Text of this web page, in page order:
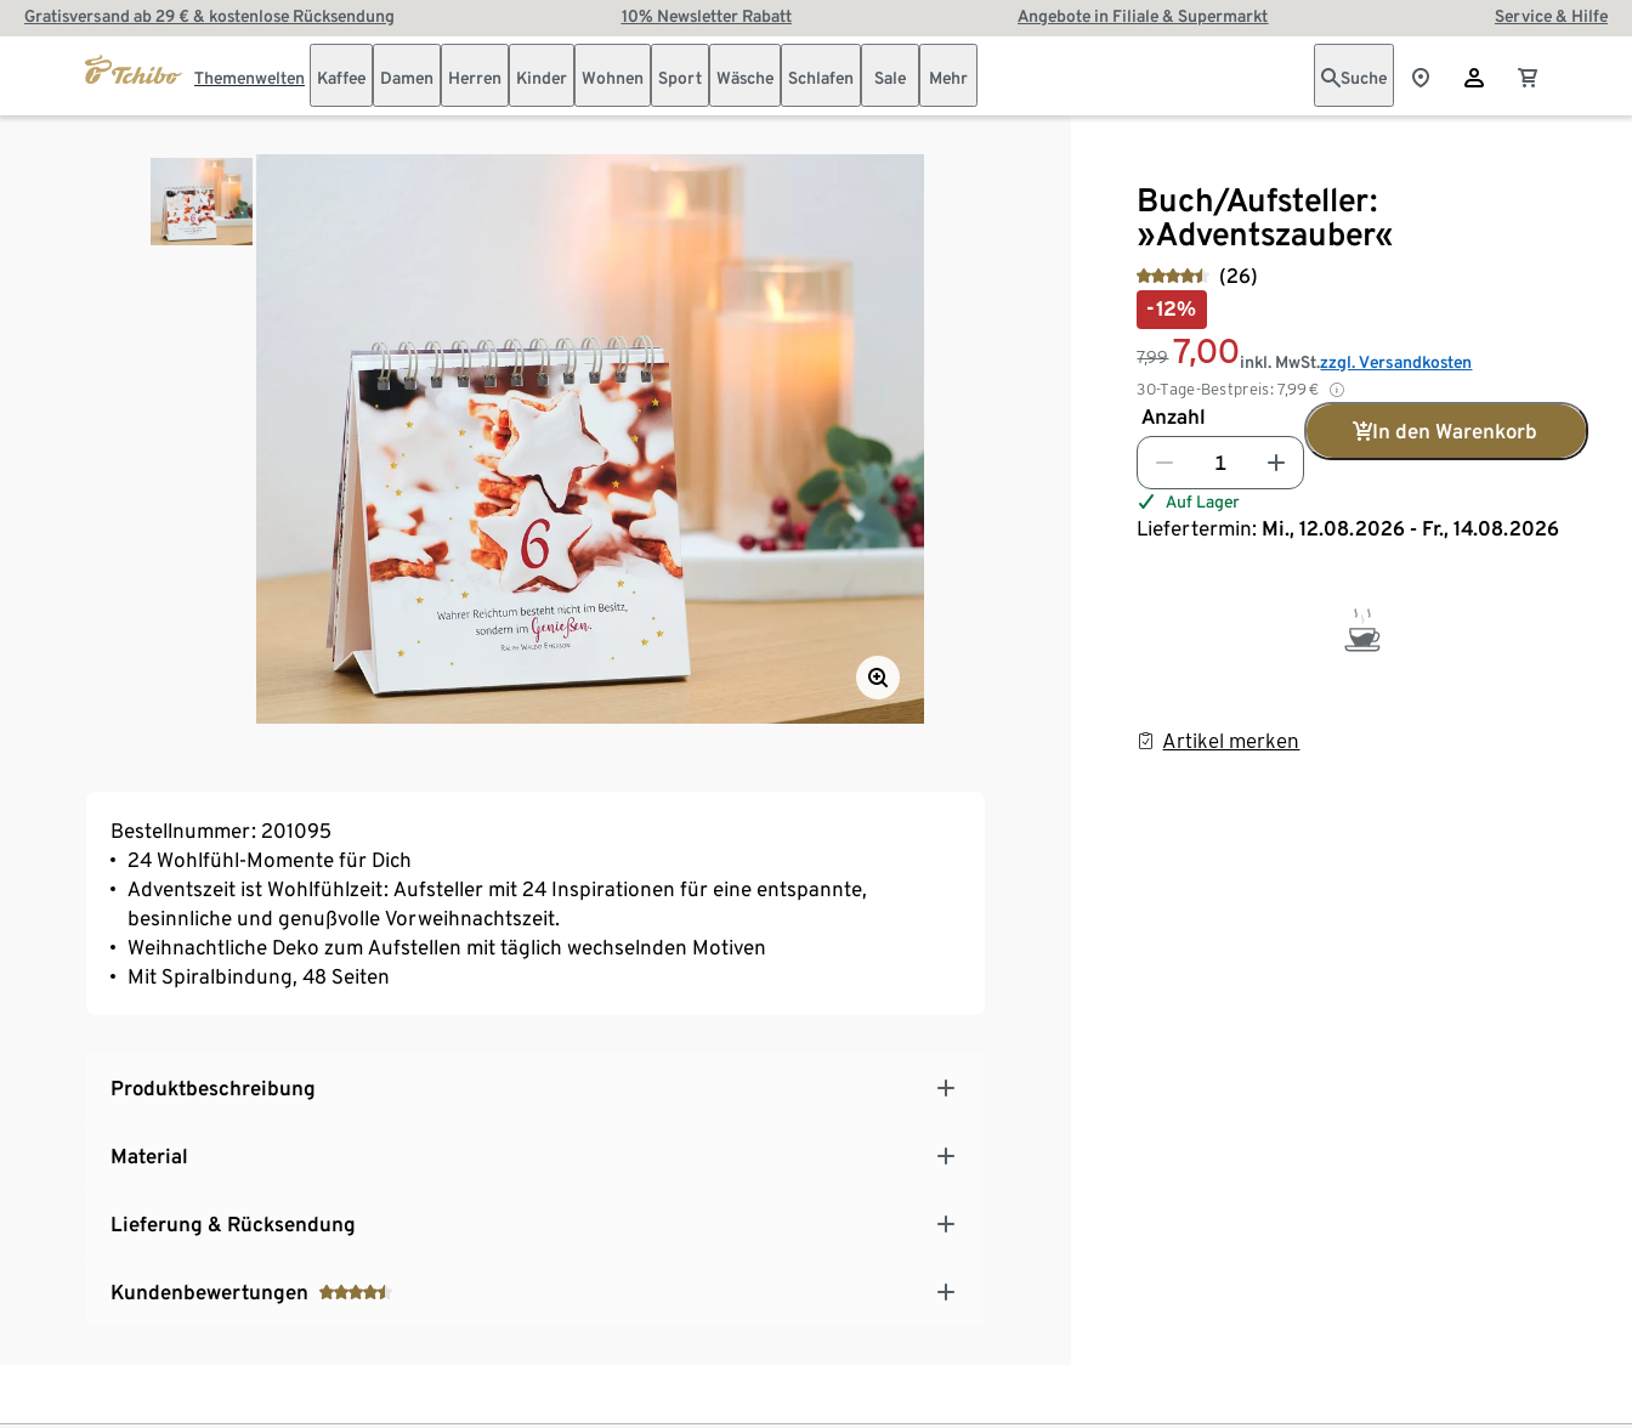
Gratisversand ab 29 € & kostenlose Rücksendung 10% Newsletter Rabatt Angebote in Filiale & Supermarkt Service & Hilfe
Themenwelten Kaffee Damen Herren Kinder Wohnen Sport Wäsche Schlafen Sale Mehr Suche
Buch/Aufsteller:
»Adventszauber«
(26)
-12%
7,99 7,00
30-Tage-Bestpreis: 7,99€
inkl. MwSt.zzgl. Versandkosten
Anzahl
In den Warenkorb
Auf Lager
Liefertermin: Mi., 12.08.2026 - Fr., 14.08.2026
Artikel merken
Bestellnummer: 201095
24 Wohlfühl-Momente für Dich
Adventszeit ist Wohlfühlzeit: Aufsteller mit 24 Inspirationen für eine entspannte,
besinnliche und genußvolle Vorweihnachtszeit.
Weihnachtliche Deko zum Aufstellen mit täglich wechselnden Motiven
Mit Spiralbindung, 48 Seiten
Produktbeschreibung
Material
Lieferung & Rücksendung
Kundenbewertungen